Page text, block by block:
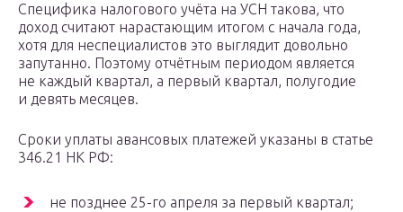
Специфика налогового учёта на УСН такова, что
доход считают нарастающим итогом с начала года,
хотя для неспециалистов это выглядит довольно
запутанно. Поэтому отчётным периодом является
не каждый квартал, а первый квартал, полугодие
и девять месяцев.
Сроки уплаты авансовых платежей указаны в статье
346.21 НК РФ:
не позднее 25-го апреля за первый квартал;